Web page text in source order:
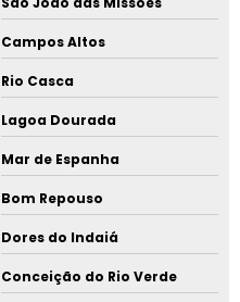
Campos Altos
Rio Casca
Lagoa Dourada
Mar de Espanha
Bom Repouso
Dores do Indaiá
Conceição do Rio Verde